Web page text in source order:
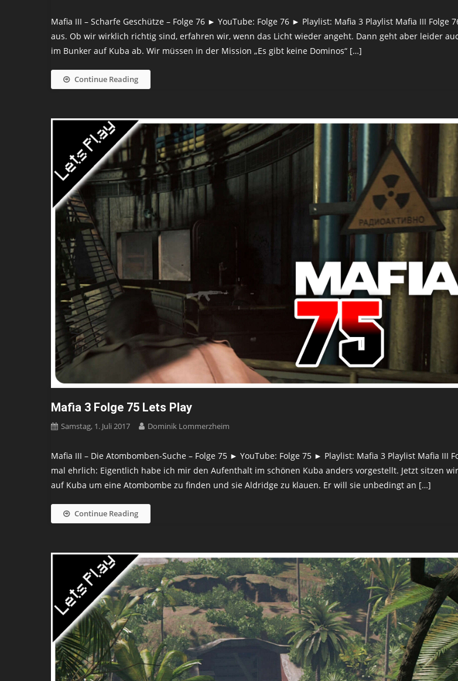
Mafia III – Scharfe Geschütze – Folge 76 ► YouTube: Folge 76 ► Playlist: Mafia 3 Playlist Mafia III Folge
aus. Ob wir wirklich richtig sind, erfahren wir, wenn das Licht wieder angeht. Dann geht aber leider
im Bunker auf Kuba ab. Wir müssen in der Mission „Es gibt keine Dominos“ […]
Continue Reading
Mafia 3 Folge 75 Lets Play
Samstag, 1. Juli 2017 Dominik Lommerzheim
Mafia III – Die Atombomben-Suche – Folge 75 ► YouTube: Folge 75 ► Playlist: Mafia 3 Playlist Mafia III
mal ehrlich: Eigentlich habe ich mir den Aufenthalt im schönen Kuba anders vorgestellt. Jetzt sitzen
auf Kuba um eine Atombombe zu finden und sie Aldridge zu klauen. Er will sie unbedingt an […]
Continue Reading